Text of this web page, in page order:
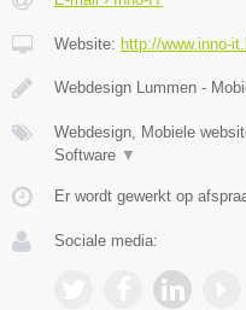
Website: http://www.inno-
Webdesign Lummen -
Webdesign, Mobiele
Software ▼
Er wordt gewerkt op
Sociale media: